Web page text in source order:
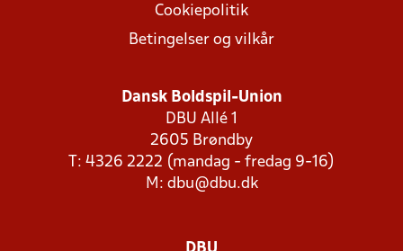
Cookiepolitik
Betingelser og vilkår
Dansk Boldspil-Union
DBU Allé 1
2605 Brøndby
T: 4326 2222 (mandag - fredag 9-16)
M: dbu@dbu.dk